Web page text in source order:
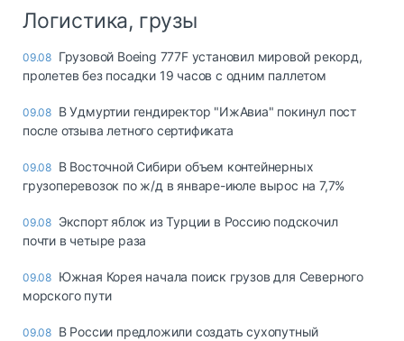
Логистика, грузы
09.08 Грузовой Boeing 777F установил мировой рекорд,
пролетев без посадки 19 часов с одним паллетом
09.08 В Удмуртии гендиректор "ИжАвиа" покинул пост
после отзыва летного сертификата
09.08 В Восточной Сибири объем контейнерных
грузоперевозок по ж/д в январе-июле вырос на 7,7%
09.08 Экспорт яблок из Турции в Россию подскочил
почти в четыре раза
09.08 Южная Корея начала поиск грузов для Северного
морского пути
09.08 В России предложили создать сухопутный